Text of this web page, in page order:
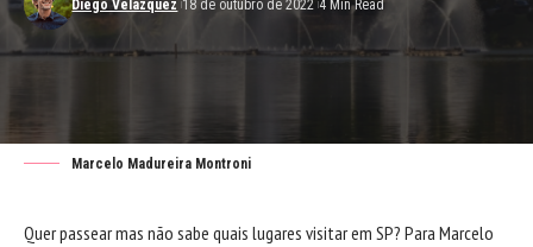
Diego Velázquez 18 de outubro de 2022 4 Min Read
Marcelo Madureira Montroni
Quer passear mas não sabe quais lugares visitar em SP? Para Marcelo